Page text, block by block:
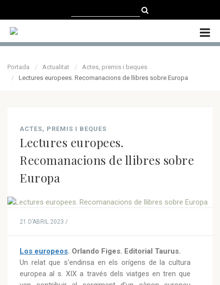
ENGLISH
Portada Actualitat
Actes, premis i beques
Lectures europees. Recomanacions de llibres sobre Europa
ACTES, PREMIS I BEQUES
Lectures europees.
Recomanacions de llibres sobre
Europa
21 D’ABRIL 2023 /
Los europeos. Orlando Figes. Editorial Taurus.
Un relat que s'endinsa en els orígens de la cultura
europea al s. XIX a través dels viatges en tren que